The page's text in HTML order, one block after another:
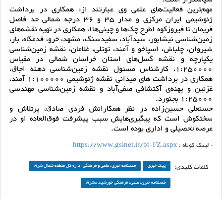
مهم‌ترین فعالیت‌های علمی وی عبارتند از: همکاری در برداشت
ژئوشیمی ایران مرکزی و مدار 35 و 36 درجه شمالی حد فاصل
فریمان تا فیروزکوه (طرح چک‌ها و چینی‌ها)، همکاری در تهیه نقشه‌های
زمین‌شناسی نیشابور، سیدآباد، سفیدسنگ، مشهد، خرو،‌ قدمگاه، بار،
شیروان، چلباش، اسپاخو و آمند، توتلی، غلامان، نقشه زمین‌شناسی
یکپارچه و نقشه گسل‌های استان ‌خراسان‌ شمالی در مقیاس
1:250000، کارشناس مسئول نقشه زمین‌شناسی دهنه اجاق،
همکاری در برداشت های میدانی نقشه ژئوشیمی 1:100000 آمند،
غزنین و پهنه‌ی آکتشافی صفی‌آباد و نقشه زمین‌شناسی مهندسی
1:25000 بجنورد.
حسنعلی حسین‌زاده در نظر همکارانش فردی صادق، پرتلاش و
سختکوش است که پیگیری‌هایش سبب پیشرفت فوق‌العاده او در
عرصه تحصیلی و اداری بوده است.
- لینک کوتاه : https://www.gsinet.ir/bt-FZ.aspx
کلمات کلیدی:
پیک خبری
فصلنامه خبری، علمی و فرهنگی اداره کل منطقه شمال شرق
فصلنامه خبری، علمی، فرهنگی خورشید مشرق